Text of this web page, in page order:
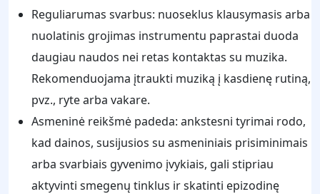
Reguliarumas svarbus: nuoseklus klausymasis arba
nuolatinis grojimas instrumentu paprastai duoda
daugiau naudos nei retas kontaktas su muzika.
Rekomenduojama įtraukti muziką į kasdienę rutiną,
pvz., ryte arba vakare.
Asmeninė reikšmė padeda: ankstesni tyrimai rodo,
kad dainos, susijusios su asmeniniais prisiminimais
arba svarbiais gyvenimo įvykiais, gali stipriau
aktyvinti smegenų tinklus ir skatinti epizodinę